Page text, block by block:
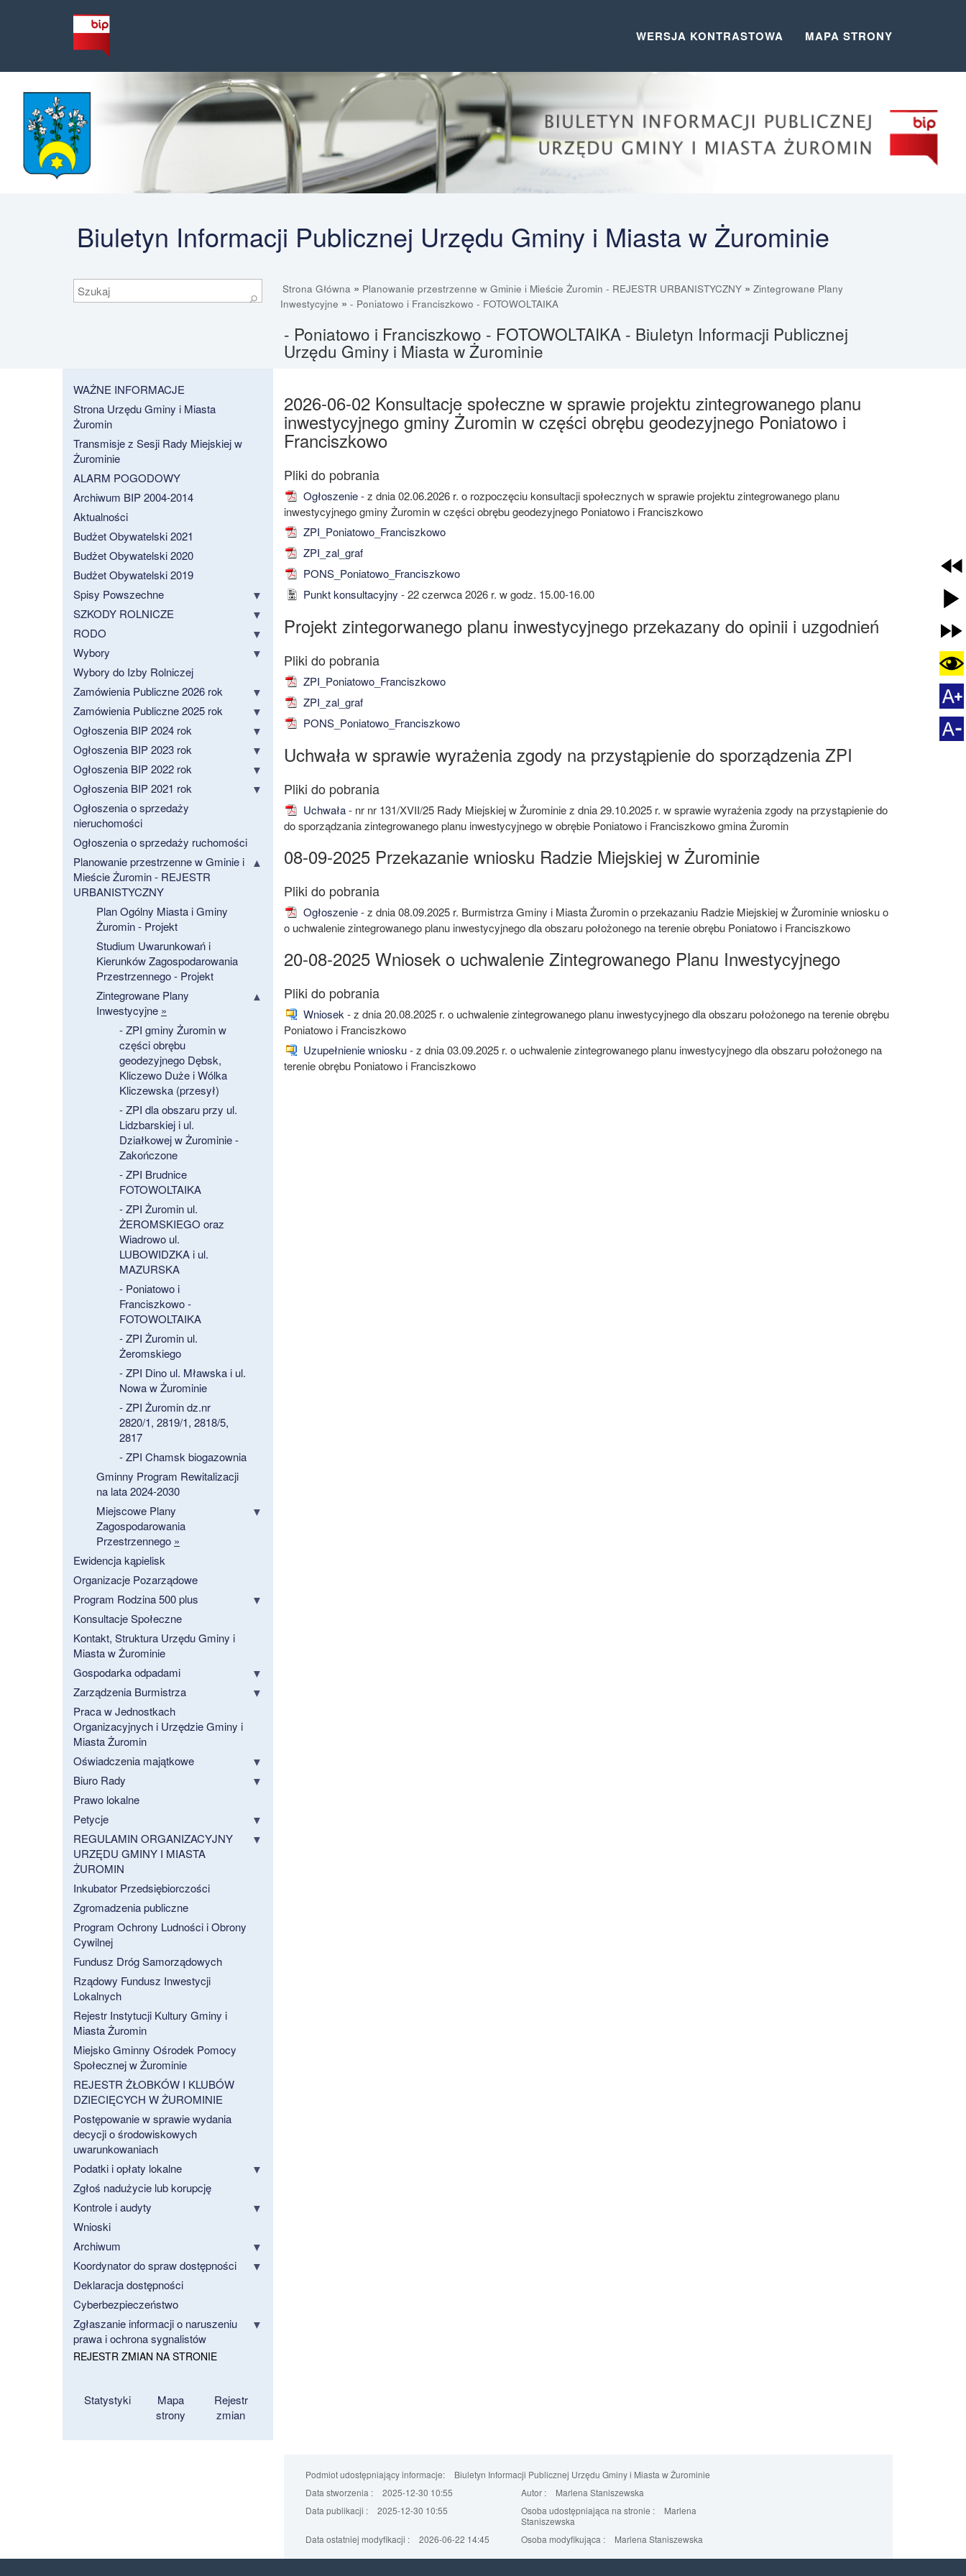
WERSJA KONTRASTOWA MAPA STRONY
Biuletyn Informacji Publicznej Urzędu Gminy i Miasta w Żurominie
Szukaj
⚲
Strona Główna » Planowanie przestrzenne w Gminie i Mieście Żuromin - REJESTR URBANISTYCZNY» Zintegrowane Plany
Inwestycyjne » - Poniatowo i Franciszkowo - FOTOWOLTAIKA
- Poniatowo i Franciszkowo - FOTOWOLTAIKA - Biuletyn Informacji Publicznej
Urzędu Gminy i Miasta w Żurominie
WAŻNE INFORMACJE
Strona Urzędu Gminy i Miasta
Żuromin
Transmisje z Sesji Rady Miejskiej w
Żurominie
ALARM POGODOWY
Archiwum BIP 2004-2014
Aktualności
Budżet Obywatelski 2021
Budżet Obywatelski 2020
Budżet Obywatelski 2019
Spisy Powszechne
SZKODY ROLNICZE
RODO
Wybory
Wybory do Izby Rolniczej
Zamówienia Publiczne 2026 rok
Zamówienia Publiczne 2025 rok
Ogłoszenia BIP 2024 rok
Ogłoszenia BIP 2023 rok
Ogłoszenia BIP 2022 rok
Ogłoszenia BIP 2021 rok
Ogłoszenia o sprzedaży
nieruchomości
Ogłoszenia o sprzedaży ruchomości
Planowanie przestrzenne w Gminie i
Mieście Żuromin - REJESTR
URBANISTYCZNY
Plan Ogólny Miasta i Gminy
Żuromin - Projekt
Studium Uwarunkowań i
Kierunków Zagospodarowania
Przestrzennego - Projekt
Zintegrowane Plany
Inwestycyjne »
- ZPI gminy Żuromin w
części obrębu
geodezyjnego Dębsk,
Kliczewo Duże i Wólka
Kliczewska (przesył)
- ZPI dla obszaru przy ul.
Lidzbarskiej i ul.
Działkowej w Żurominie -
Zakończone
- ZPI Brudnice
FOTOWOLTAIKA
- ZPI Żuromin ul.
ŻEROMSKIEGO oraz
Wiadrowo ul.
LUBOWIDZKA i ul.
MAZURSKA
- Poniatowo i
Franciszkowo -
FOTOWOLTAIKA
- ZPI Żuromin ul.
Żeromskiego
- ZPI Dino ul. Mławska i ul.
Nowa w Żurominie
- ZPI Żuromin dz.nr
2820/1, 2819/1, 2818/5,
2817
- ZPI Chamsk biogazownia
Gminny Program Rewitalizacji
na lata 2024-2030
Miejscowe Plany
Zagospodarowania
Przestrzennego »
Ewidencja kąpielisk
Organizacje Pozarządowe
Program Rodzina 500 plus
Konsultacje Społeczne
Kontakt, Struktura Urzędu Gminy i
Miasta w Żurominie
Gospodarka odpadami
Zarządzenia Burmistrza
Praca w Jednostkach
Organizacyjnych i Urzędzie Gminy i
Miasta Żuromin
Oświadczenia majątkowe
Biuro Rady
Prawo lokalne
Petycje
REGULAMIN ORGANIZACYJNY
URZĘDU GMINY I MIASTA
ŻUROMIN
Inkubator Przedsiębiorczości
Zgromadzenia publiczne
Program Ochrony Ludności i Obrony
Cywilnej
Fundusz Dróg Samorządowych
Rządowy Fundusz Inwestycji
Lokalnych
Rejestr Instytucji Kultury Gminy i
Miasta Żuromin
Miejsko Gminny Ośrodek Pomocy
Społecznej w Żurominie
REJESTR ŻŁOBKÓW I KLUBÓW
DZIECIĘCYCH W ŻUROMINIE
Postępowanie w sprawie wydania
decycji o środowiskowych
uwarunkowaniach
Podatki i opłaty lokalne
Zgłoś nadużycie lub korupcję
Kontrole i audyty
Wnioski
Archiwum
Koordynator do spraw dostępności
Deklaracja dostępności
Cyberbezpieczeństwo
Zgłaszanie informacji o naruszeniu
prawa i ochrona sygnalistów
REJESTR ZMIAN NA STRONIE
Statystyki
Mapa
strony
Rejestr
zmian
2026-06-02 Konsultacje społeczne w sprawie projektu zintegrowanego planu
inwestycyjnego gminy Żuromin w części obrębu geodezyjnego Poniatowo i
Franciszkowo
Ogłoszenie - z dnia 02.06.2026 r. o rozpoczęciu konsultacji społecznych w sprawie projektu zintegrowanego planu
inwestycyjnego gminy Żuromin w części obrębu geodezyjnego Poniatowo i Franciszkowo
ZPI_Poniatowo_Franciszkowo
ZPI_zal_graf
PONS_Poniatowo_Franciszkowo
Punkt konsultacyjny - 22 czerwca 2026 r. w godz. 15.00-16.00
Projekt zintegorwanego planu inwestycyjnego przekazany do opinii i uzgodnień
ZPI_Poniatowo_Franciszkowo
ZPI_zal_graf
PONS_Poniatowo_Franciszkowo
Uchwała w sprawie wyrażenia zgody na przystąpienie do sporządzenia ZPI
Uchwała - nr nr 131/XVII/25 Rady Miejskiej w Żurominie z dnia 29.10.2025 r. w sprawie wyrażenia zgody na przystąpienie do
do sporządzania zintegrowanego planu inwestycyjnego w obrębie Poniatowo i Franciszkowo gmina Żuromin
08-09-2025 Przekazanie wniosku Radzie Miejskiej w Żurominie
Ogłoszenie - z dnia 08.09.2025 r. Burmistrza Gminy i Miasta Żuromin o przekazaniu Radzie Miejskiej w Żurominie wniosku o
o uchwalenie zintegrowanego planu inwestycyjnego dla obszaru położonego na terenie obrębu Poniatowo i Franciszkowo
20-08-2025 Wniosek o uchwalenie Zintegrowanego Planu Inwestycyjnego
Wniosek - z dnia 20.08.2025 r. o uchwalenie zintegrowanego planu inwestycyjnego dla obszaru położonego na terenie obrębu
Poniatowo i Franciszkowo
Uzupełnienie wniosku - z dnia 03.09.2025 r. o uchwalenie zintegrowanego planu inwestycyjnego dla obszaru położonego na
terenie obrębu Poniatowo i Franciszkowo
Podmiot udostępniający informacje:
Biuletyn Informacji Publicznej Urzędu Gminy i Miasta w Żurominie
Data stworzenia :
2025-12-30 10:55 Autor :
Marlena Staniszewska
Data publikacji :
2025-12-30 10:55 Osoba udostępniająca na stronie :
Marlena
Staniszewska
Data ostatniej modyfikacji :
2026-06-22 14:45 Osoba modyfikująca : Marlena Staniszewska